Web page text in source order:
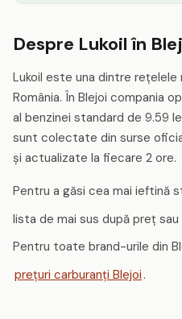
Despre Lukoil în
Lukoil este una dintre rețelele
România. În Blejoi compania
al benzinei standard de 9.59
sunt colectate din surse
și actualizate la fiecare 2 ore.
Pentru a găsi cea mai ieftină
lista de mai sus după preț
Pentru toate brand-urile din
prețuri carburanți Blejoi .